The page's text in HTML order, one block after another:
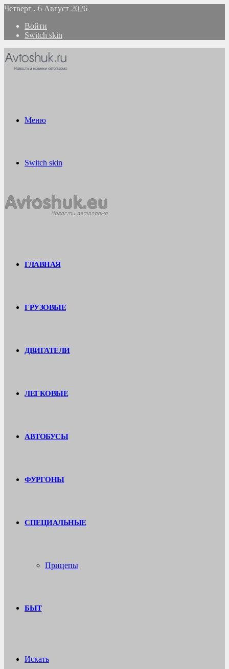
Четверг , 6 Август 2026
Войти
Switch skin
Меню
Switch skin
ГЛАВНАЯ
ГРУЗОВЫЕ
ДВИГАТЕЛИ
ЛЕГКОВЫЕ
АВТОБУСЫ
ФУРГОНЫ
СПЕЦИАЛЬНЫЕ
Прицепы
БЫТ
Искать